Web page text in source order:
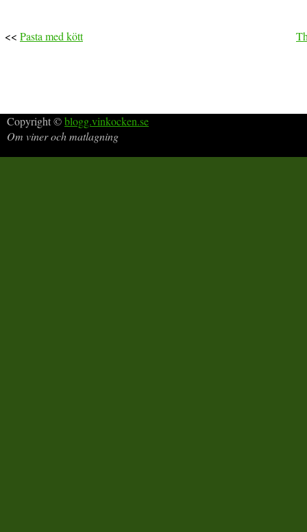
<< Pasta med kött
Copyright ©blogg.vinkocken.se
Om viner och matlagning